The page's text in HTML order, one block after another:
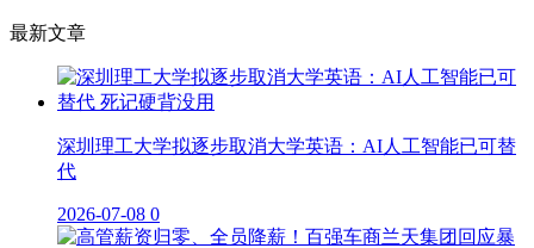
最新文章
深圳理工大学拟逐步取消大学英语：AI人工智能已可替
代
2026-07-08 0